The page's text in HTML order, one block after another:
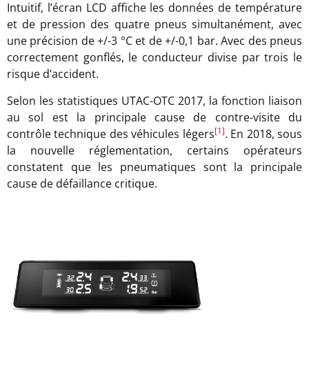
Intuitif, l’écran LCD affiche les données de température
et de pression des quatre pneus simultanément, avec
une précision de +/-3 °C et de +/-0,1 bar. Avec des pneus
correctement gonflés, le conducteur divise par trois le
risque d’accident.
Selon les statistiques UTAC-OTC 2017, la fonction liaison
au sol est la principale cause de contre-visite du
contrôle technique des véhicules légers[1]. En 2018, sous
la nouvelle réglementation, certains opérateurs
constatent que les pneumatiques sont la principale
cause de défaillance critique.